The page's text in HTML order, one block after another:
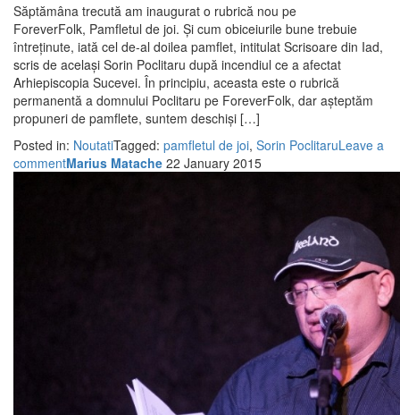
Săptămâna trecută am inaugurat o rubrică nou pe
ForeverFolk, Pamfletul de joi. Și cum obiceiurile bune trebuie
întreținute, iată cel de-al doilea pamflet, intitulat Scrisoare din Iad,
scris de același Sorin Poclitaru după incendiul ce a afectat
Arhiepiscopia Sucevei. În principiu, aceasta este o rubrică
permanentă a domnului Poclitaru pe ForeverFolk, dar așteptăm
propuneri de pamflete, suntem deschiși […]
Posted in: NoutatiTagged: pamfletul de joi, Sorin PoclitaruLeave a
commentMarius Matache 22 January 2015